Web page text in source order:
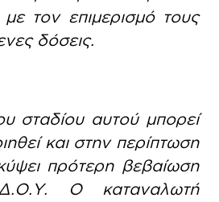
με τον επιμερισμό τους
δόσεις.
σταδίου αυτού μπορεί
και στην περίπτωση
πρότερη βεβαίωση
Ο καταναλωτή